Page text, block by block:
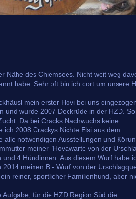
Nähe des Chiemsees. Nicht weit weg
habe. Sehr oft bin ich dort um unsere
mein erster Hovi bei uns
und wurde 2007 Deckrüde in der HZD.
Da bei Cracks Nachwuchs keine
ich 2008 Crackys Nichte Elsi aus dem
alle notwendigen Ausstellungen und
meiner "Hovawarte von der
4 Hündinnen. Aus diesem Wurf habe
meinen B - Wurf von der
reiner, sportlicher Familienhund, aber
für die HZD Region Süd die